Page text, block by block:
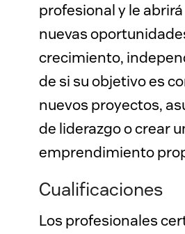
profesional y le
nuevas
crecimiento,
de si su objetivo es
nuevos proyectos,
de liderazgo o crear
emprendimiento
Cualificaciones
Los profesionales